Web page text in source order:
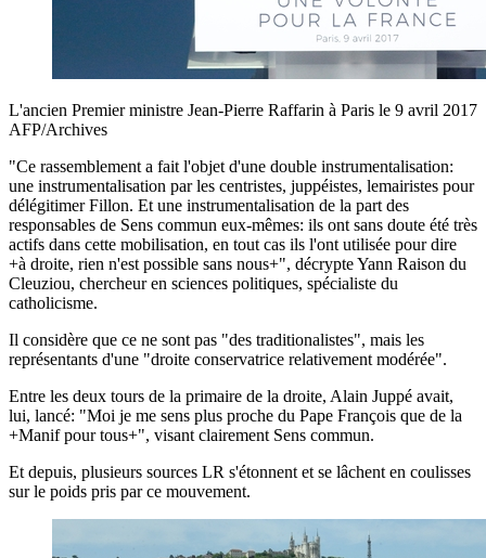
L'ancien Premier ministre Jean-Pierre Raffarin à Paris le 9 avril 2017
AFP/Archives
"Ce rassemblement a fait l'objet d'une double instrumentalisation:
une instrumentalisation par les centristes, juppéistes, lemairistes pour
délégitimer Fillon. Et une instrumentalisation de la part des
responsables de Sens commun eux-mêmes: ils ont sans doute été très
actifs dans cette mobilisation, en tout cas ils l'ont utilisée pour dire
+à droite, rien n'est possible sans nous+", décrypte Yann Raison du
Cleuziou, chercheur en sciences politiques, spécialiste du
catholicisme.
Il considère que ce ne sont pas "des traditionalistes", mais les
représentants d'une "droite conservatrice relativement modérée".
Entre les deux tours de la primaire de la droite, Alain Juppé avait,
lui, lancé: "Moi je me sens plus proche du Pape François que de la
+Manif pour tous+", visant clairement Sens commun.
Et depuis, plusieurs sources LR s'étonnent et se lâchent en coulisses
sur le poids pris par ce mouvement.